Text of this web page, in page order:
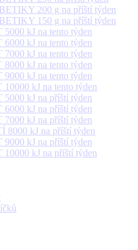
200 g na příští týden
150 g na příští týden
kJ na tento týden
kJ na tento týden
kJ na tento týden
kJ na tento týden
kJ na tento týden
kJ na tento týden
kJ na příští týden
kJ na příští týden
kJ na příští týden
8000 kJ na příští týden
kJ na příští týden
kJ na příští týden